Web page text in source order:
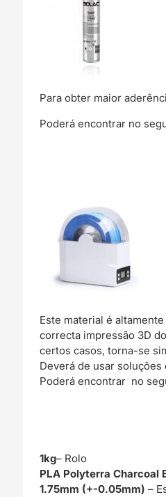
Para obter maior
Poderá encontrar no
Este material é
correcta impressão 3D
certos casos, torna-se
Deverá de usar
Poderá encontrar no
1kg– Rolo
PLA Polyterra Charcoal
1.75mm (+-0.05mm) –